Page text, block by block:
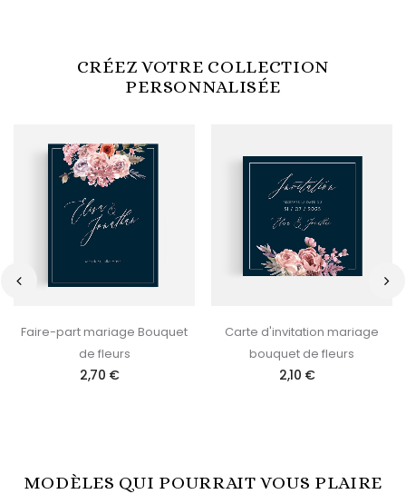
CRÉEZ VOTRE COLLECTION
PERSONNALISÉE
Faire-part mariage Bouquet
de fleurs
2,70 €
Carte d'invitation mariage
bouquet de fleurs
2,10 €
MODÈLES QUI POURRAIT VOUS PLAIRE